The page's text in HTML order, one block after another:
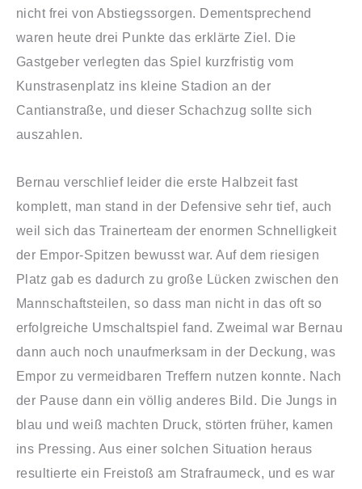
nicht frei von Abstiegssorgen. Dementsprechend
waren heute drei Punkte das erklärte Ziel. Die
Gastgeber verlegten das Spiel kurzfristig vom
Kunstrasenplatz ins kleine Stadion an der
Cantianstraße, und dieser Schachzug sollte sich
auszahlen.
Bernau verschlief leider die erste Halbzeit fast
komplett, man stand in der Defensive sehr tief, auch
weil sich das Trainerteam der enormen Schnelligkeit
der Empor-Spitzen bewusst war. Auf dem riesigen
Platz gab es dadurch zu große Lücken zwischen den
Mannschaftsteilen, so dass man nicht in das oft so
erfolgreiche Umschaltspiel fand. Zweimal war Bernau
dann auch noch unaufmerksam in der Deckung, was
Empor zu vermeidbaren Treffern nutzen konnte. Nach
der Pause dann ein völlig anderes Bild. Die Jungs in
blau und weiß machten Druck, störten früher, kamen
ins Pressing. Aus einer solchen Situation heraus
resultierte ein Freistoß am Strafraumeck, und es war